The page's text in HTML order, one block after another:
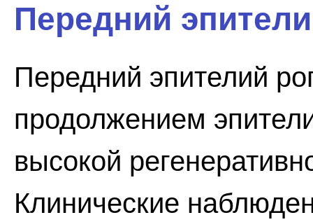
Передний
Передний эпителий
продолжением
высокой
Клинические